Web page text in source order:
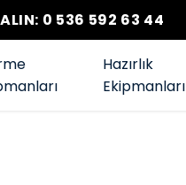
ALIN: 0 536 592 63 44
Hazırlık
Ekipmanları